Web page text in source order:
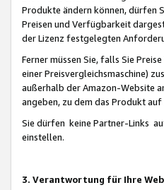
Produkte ändern können, dürfen
Preisen und Verfügbarkeit
der Lizenz festgelegten
Ferner müssen Sie, falls Sie
einer Preisvergleichsmaschine)
außerhalb der Amazon-Website
angeben, zu dem das Produkt
Sie dürfen keine Partner-Links
einstellen.
3. Verantwortung für Ihre